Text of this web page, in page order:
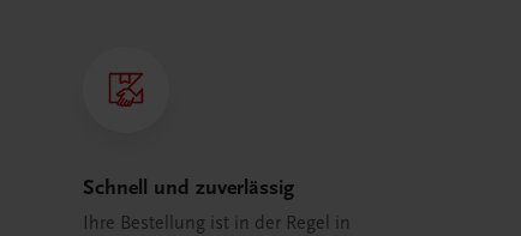
Schnell und zuverlässig
Ihre Bestellung ist in der Regel in